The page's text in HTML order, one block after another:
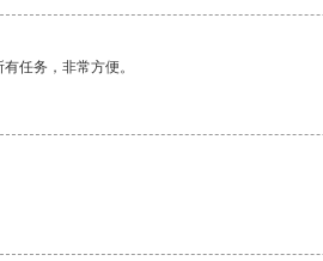
任务，非常方便。